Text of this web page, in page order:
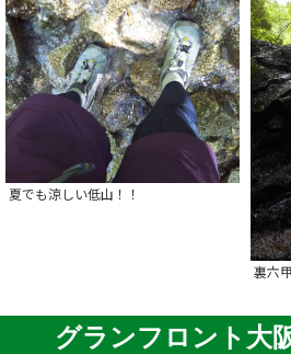
夏でも涼しい低山！！
裏六
グランフロント大